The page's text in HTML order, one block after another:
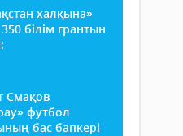
халқына»
білім грантын
Смақов
футбол
бас бапкері